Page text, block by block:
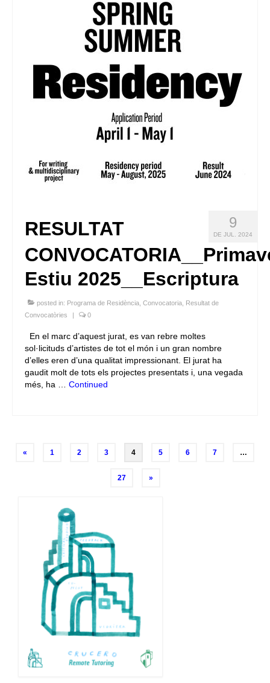
9
DE JUL. 2024
RESULTAT
Estiu 2025__Escriptura
posted in: Programa de Residència Convocatoria Resultat de
Convocatòries
| 0
En el marc d’aquest jurat, es van rebre moltes
sol·licituds d’artistes de tot el món i un gran nombre
d’elles eren d’una qualitat impressionant. El jurat ha
gaudit molt de tots els projectes presentats i, una vegada
més, ha … Continued
Posts
« 1 2 3 4 5 6 7 …
27 »